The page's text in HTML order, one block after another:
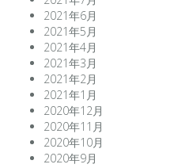
2021年6月
2021年5月
2021年4月
2021年3月
2021年2月
2021年1月
2020年12月
2020年11月
2020年10月
2020年9月